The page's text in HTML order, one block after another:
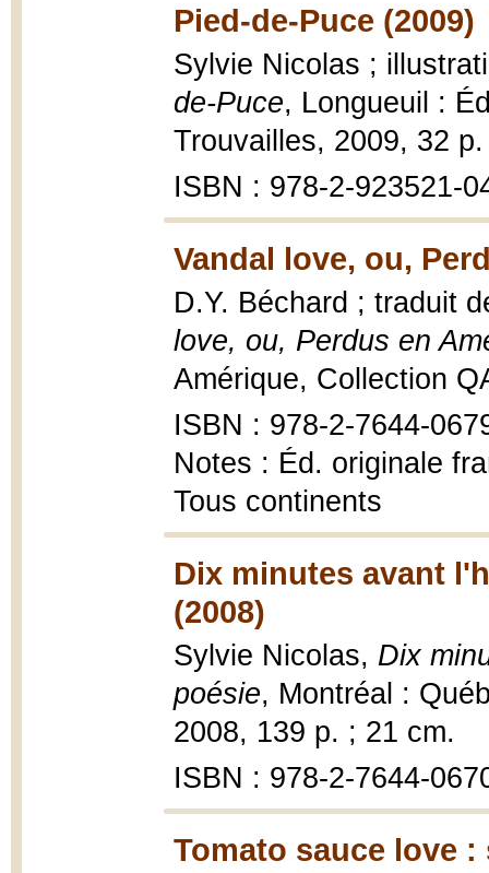
Pied-de-Puce (2009)
Sylvie Nicolas ;
de-Puce, Longueuil :
Trouvailles, 2009, 32
ISBN : 978-2-923521-
Vandal love, ou,
D.Y. Béchard ; traduit
love, ou, Perdus en
Amérique, Collection
ISBN : 978-2-7644-
Notes : Éd. originale
Tous continents
Dix minutes avant
(2008)
Sylvie Nicolas, Dix
poésie, Montréal :
2008, 139 p. ; 21 cm.
ISBN : 978-2-7644-
Tomato sauce love